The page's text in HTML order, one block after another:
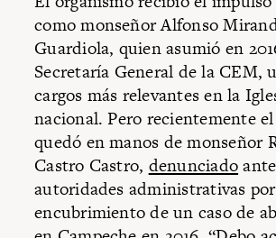
como monseñor Alfonso
Guardiola, quien asumió en
Secretaría General de la CEM,
cargos más relevantes en la
nacional. Pero recientemente
quedó en manos de monseñor
Castro Castro, denunciado
autoridades administrativas
encubrimiento de un caso de